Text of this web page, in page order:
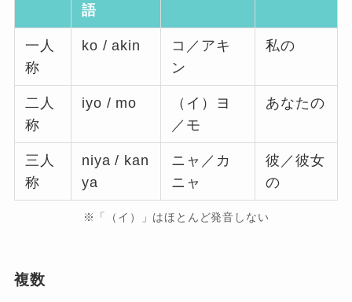
語
一人
称
ko / akin
コ／アキ
ン
私の
二人
称
iyo / mo
（イ）ヨ
／モ
あなたの
三人
称
niya / kan
ya
ニャ／カ
ニャ
彼／彼女
の
※「（イ）」はほとんど発音しない
複数